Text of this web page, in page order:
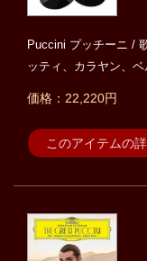
Puccini プッチーニ /
ッティ、カラヤン、
価格：22,220円
このアイテムの